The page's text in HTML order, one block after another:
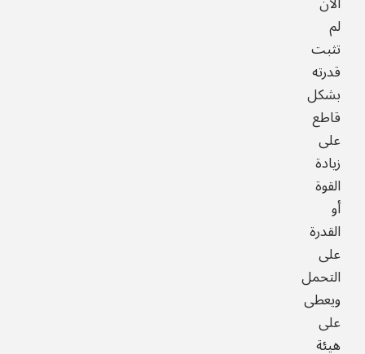
لم
تثبت
قدرته
بشكل
قاطع
على
زيادة
القوة
أو
القدرة
على
التحمل
ويعطى
على
هيئة